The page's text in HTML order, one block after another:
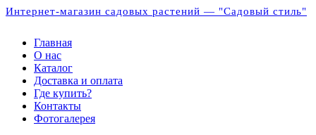
Интернет-магазин садовых растений — "Садовый стиль"
Главная
О нас
Каталог
Доставка и оплата
Где купить?
Контакты
Фотогалерея